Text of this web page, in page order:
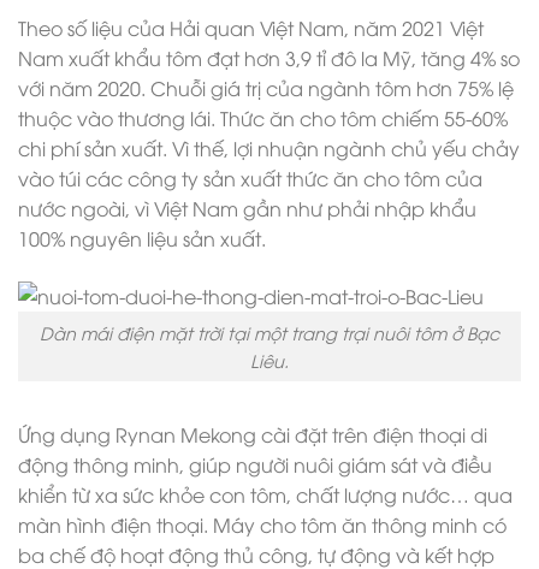
Theo số liệu của Hải quan Việt Nam, năm 2021 Việt
Nam xuất khẩu tôm đạt hơn 3,9 tỉ đô la Mỹ, tăng 4% so
với năm 2020. Chuỗi giá trị của ngành tôm hơn 75% lệ
thuộc vào thương lái. Thức ăn cho tôm chiếm 55-60%
chi phí sản xuất. Vì thế, lợi nhuận ngành chủ yếu chảy
vào túi các công ty sản xuất thức ăn cho tôm của
nước ngoài, vì Việt Nam gần như phải nhập khẩu
100% nguyên liệu sản xuất.
Dàn mái điện mặt trời tại một trang trại nuôi tôm ở Bạc
Liêu.
Ứng dụng Rynan Mekong cài đặt trên điện thoại di
động thông minh, giúp người nuôi giám sát và điều
khiển từ xa sức khỏe con tôm, chất lượng nước… qua
màn hình điện thoại. Máy cho tôm ăn thông minh có
ba chế độ hoạt động thủ công, tự động và kết hợp